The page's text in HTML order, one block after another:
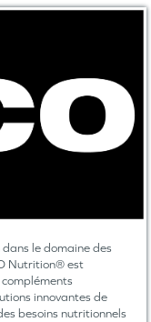
le domaine des
Nutrition® est
innovantes de
besoins nutritionnels